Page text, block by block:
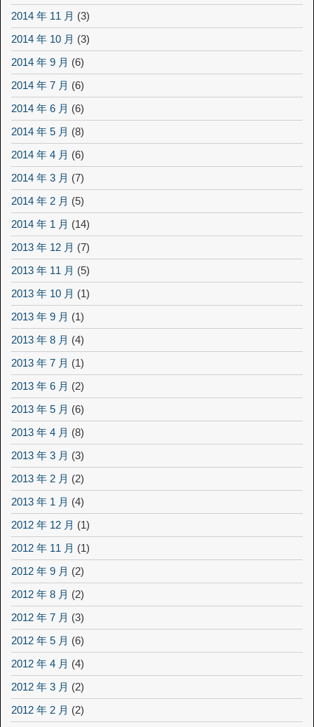
2014 年 11 月 (3)
2014 年 10 月 (3)
2014 年 9 月 (6)
2014 年 7 月 (6)
2014 年 6 月 (6)
2014 年 5 月 (8)
2014 年 4 月 (6)
2014 年 3 月 (7)
2014 年 2 月 (5)
2014 年 1 月 (14)
2013 年 12 月 (7)
2013 年 11 月 (5)
2013 年 10 月 (1)
2013 年 9 月 (1)
2013 年 8 月 (4)
2013 年 7 月 (1)
2013 年 6 月 (2)
2013 年 5 月 (6)
2013 年 4 月 (8)
2013 年 3 月 (3)
2013 年 2 月 (2)
2013 年 1 月 (4)
2012 年 12 月 (1)
2012 年 11 月 (1)
2012 年 9 月 (2)
2012 年 8 月 (2)
2012 年 7 月 (3)
2012 年 5 月 (6)
2012 年 4 月 (4)
2012 年 3 月 (2)
2012 年 2 月 (2)